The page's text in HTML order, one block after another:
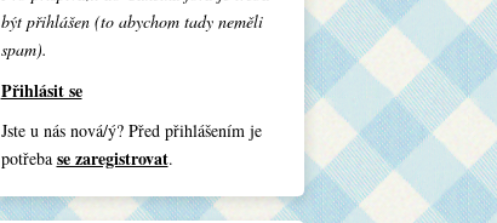
být přihlášen (to abychom tady neměli
spam).
Přihlásit se
Jste u nás nová/ý? Před přihlášením je
potřeba se zaregistrovat.